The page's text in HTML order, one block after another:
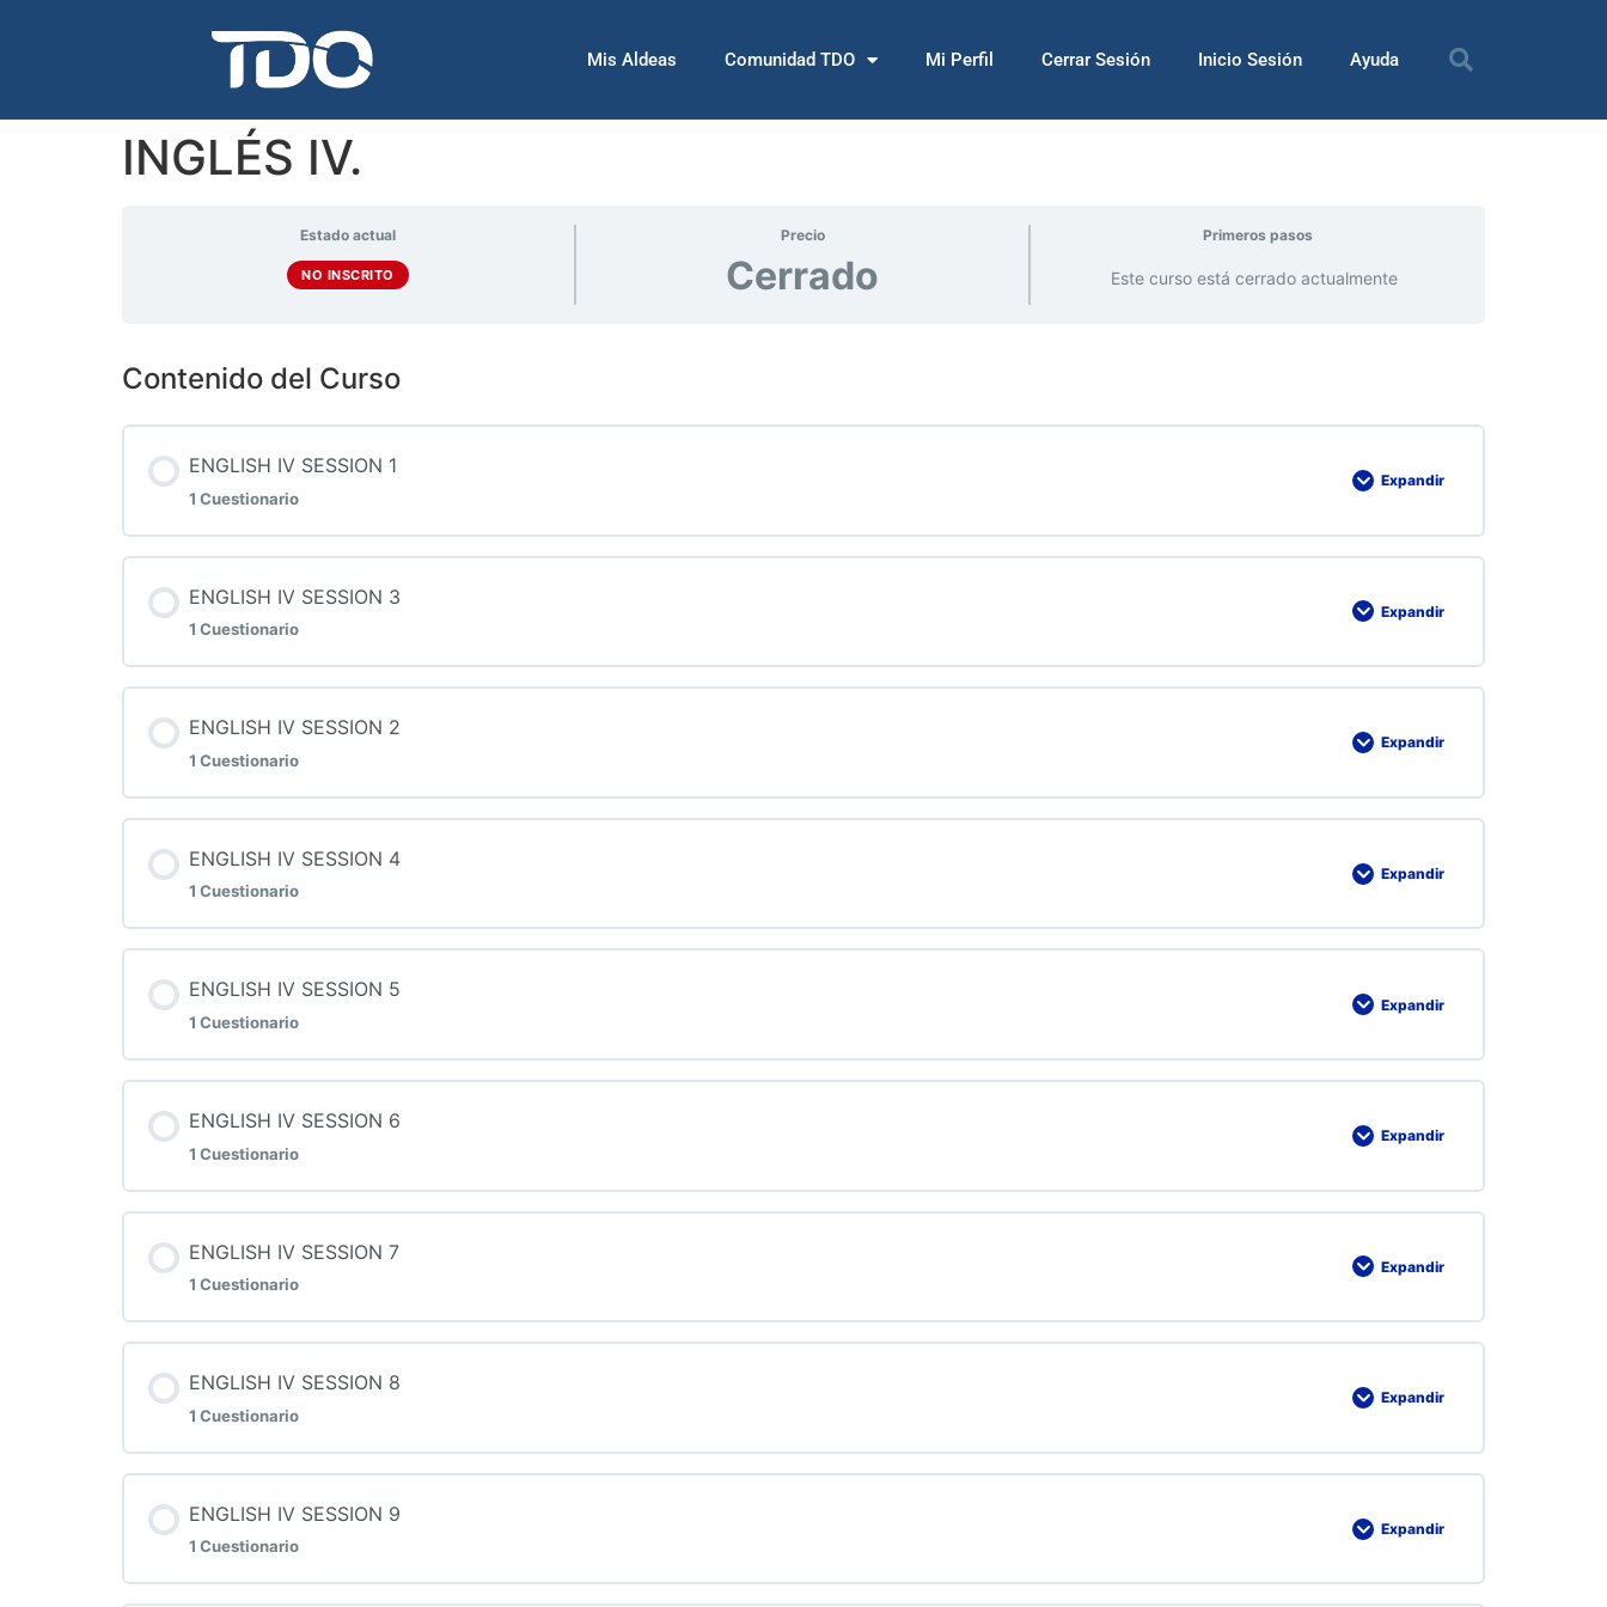
Mis Aldeas Comunidad TDO Mi Perfil Cerrar Sesión Inicio Sesión Ayuda
INGLÉS IV.
Estado actual
NO INSCRITO
Precio
Cerrado
Primeros pasos
Este curso está cerrado actualmente
Contenido del Curso
ENGLISH IV SESSION 1
1 Cuestionario
Expandir
ENGLISH IV SESSION 3
1 Cuestionario
Expandir
ENGLISH IV SESSION 2
1 Cuestionario
Expandir
ENGLISH IV SESSION 4
1 Cuestionario
Expandir
ENGLISH IV SESSION 5
1 Cuestionario
Expandir
ENGLISH IV SESSION 6
1 Cuestionario
Expandir
ENGLISH IV SESSION 7
1 Cuestionario
Expandir
ENGLISH IV SESSION 8
1 Cuestionario
Expandir
ENGLISH IV SESSION 9
1 Cuestionario
Expandir